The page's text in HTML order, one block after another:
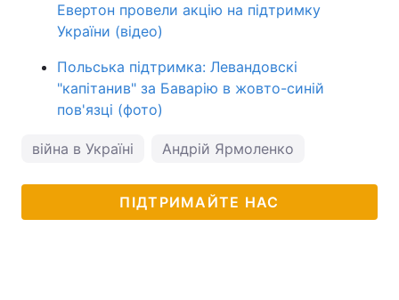
Евертон провели акцію на підтримку
України (відео)
Польська підтримка: Левандовскі
"капітанив" за Баварію в жовто-синій
пов'язці (фото)
війна в Україні Андрій Ярмоленко
ПІДТРИМАЙТЕ НАС